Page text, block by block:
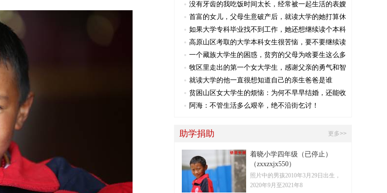
没有牙齿的我吃饭时间太长，经常被一起生活的表嫂
首富的女儿，父母生意破产后，就读大学的她打算休
如果大学专科毕业找不到工作，她还想继续读个本科
高原山区考取的大学本科女生很苦恼，要不要继续读
一个藏族大学生的困惑，贫穷的父母为啥要生这么多
牧区里走出的第一个女大学生，感谢父亲的勇气和智
就读大学的他一直很想知道自己的亲生爸爸是谁
贫困山区女大学生的烦恼：为何不早早结婚，还能收
阿海：不管生活多么艰辛，绝不沿街乞讨！
更多>>
助学捐助
着晓小学四年级（已停止）
（zxxzxjx550）
照片中的男孩2010年3月29日出生，
2020年9月至2021年8